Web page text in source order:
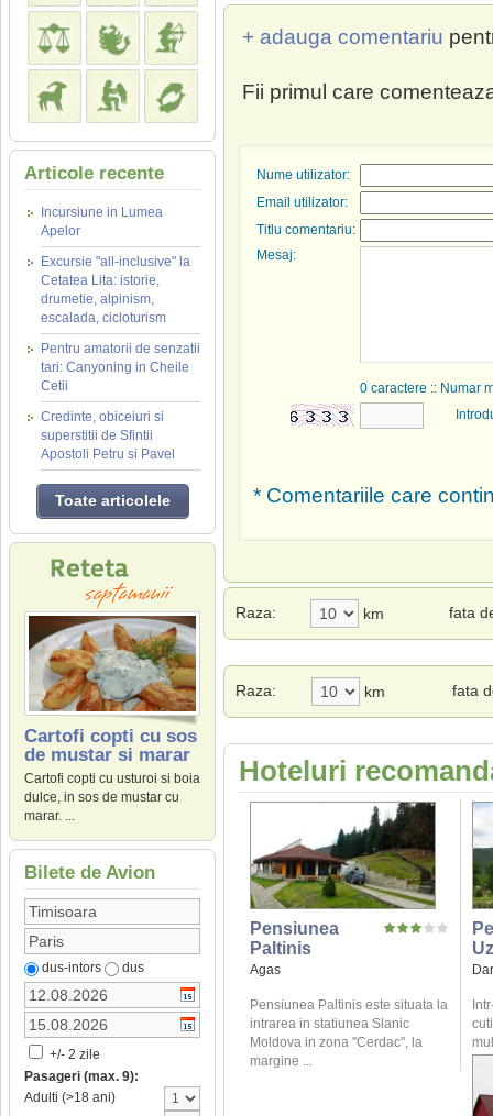
Articole recente
Incursiune in Lumea
Apelor
Excursie "all-inclusive" la
Cetatea Lita: istorie,
drumetie, alpinism,
escalada, cicloturism
Pentru amatorii de senzatii
tari: Canyoning in Cheile
Cetii
Credinte, obiceiuri si
superstitii de Sfintii
Apostoli Petru si Pavel
Toate articolele
Cartofi copti cu sos
de mustar si marar
Cartofi copti cu usturoi si boia
dulce, in sos de mustar cu
marar. ...
Bilete de Avion
dus-intors dus
+/- 2 zile
Pasageri (max. 9):
Adulti (>18 ani)
+ adauga comentariu
Fii primul care
Nume utilizator:
Email utilizator:
Titlu comentariu:
Mesaj:
0 caractere :: Numar
* Comentariile care
Raza: km fata
Raza: km fata
Hoteluri
Pensiunea
Paltinis
Agas
Pensiunea Paltinis este situata la
intrarea in statiunea Slanic
Moldova in zona "Cerdac", la
margine ...